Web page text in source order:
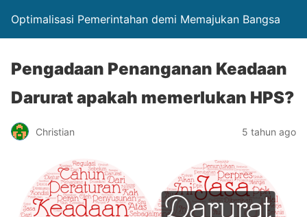
Optimalisasi Pemerintahan demi Memajukan Bangsa
Pengadaan Penanganan Keadaan
Darurat apakah memerlukan HPS?
Christian 5 tahun ago